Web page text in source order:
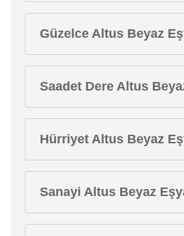
Güzelce Altus Beyaz
Saadet Dere Altus
Hürriyet Altus Beyaz
Sanayi Altus Beyaz